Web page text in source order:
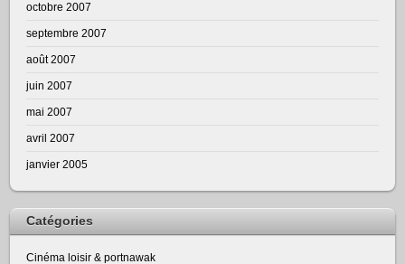
octobre 2007
septembre 2007
août 2007
juin 2007
mai 2007
avril 2007
janvier 2005
Catégories
Cinéma loisir & portnawak